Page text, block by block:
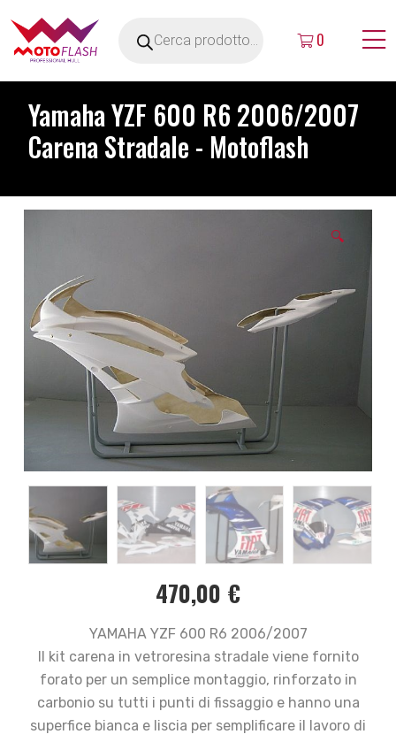
0
Yamaha YZF 600 R6 2006/2007
Carena Stradale - Motoflash
🔍
470,00 €
YAMAHA YZF 600 R6 2006/2007
Il kit carena in vetroresina stradale viene fornito
forato per un semplice montaggio, rinforzato in
carbonio su tutti i punti di fissaggio e hanno una
superfice bianca e liscia per semplificare il lavoro di